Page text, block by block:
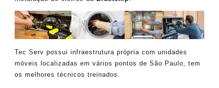
Tec Serv possui infraestrutura própria com unidades
móveis localizadas em vários pontos de São Paulo, tem
os melhores técnicos treinados.